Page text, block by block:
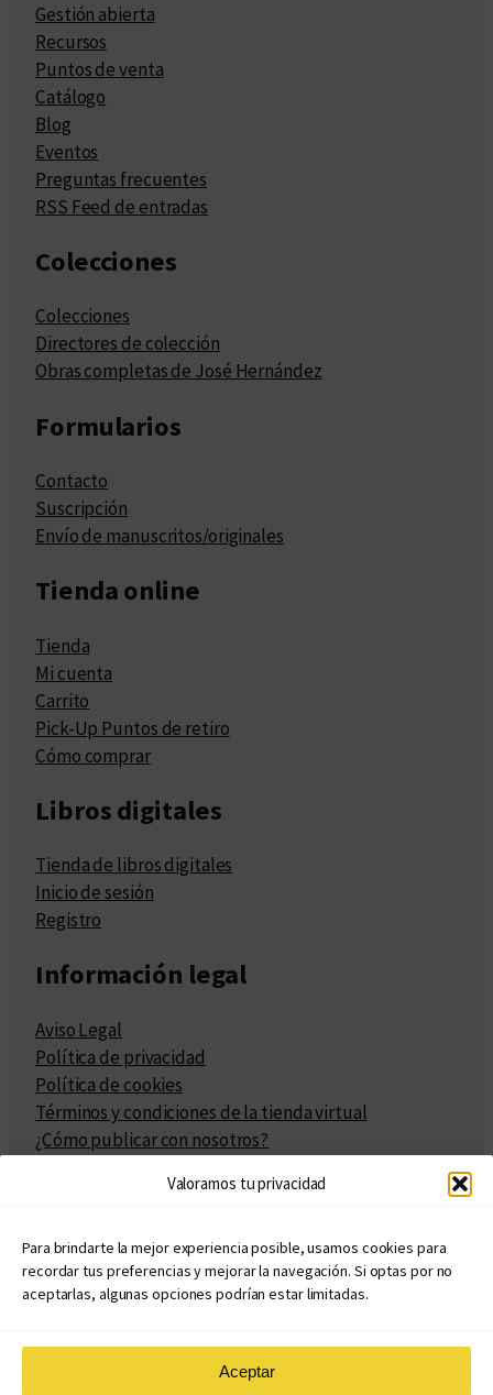
Valoramos tu privacidad
Para brindarte la mejor experiencia posible, usamos cookies para
recordar tus preferencias y mejorar la navegación. Si optas por no
aceptarlas, algunas opciones podrían estar limitadas.
Aceptar
Gestión abierta
Recursos
Puntos de venta
Catálogo
Blog
Eventos
Preguntas frecuentes
RSS Feed de entradas
Colecciones
Colecciones
Directores de colección
Obras completas de José Hernández
Formularios
Contacto
Suscripción
Envío de manuscritos/originales
Tienda online
Tienda
Mi cuenta
Carrito
Pick-Up Puntos de retiro
Cómo comprar
Libros digitales
Tienda de libros digitales
Inicio de sesión
Registro
Información legal
Aviso Legal
Política de privacidad
Política de cookies
Términos y condiciones de la tienda virtual
¿Cómo publicar con nosotros?
Políticas de publicación
Políticas de coedición
Atribuciones